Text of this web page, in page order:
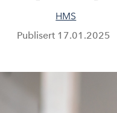
HMS
Publisert 17.01.2025